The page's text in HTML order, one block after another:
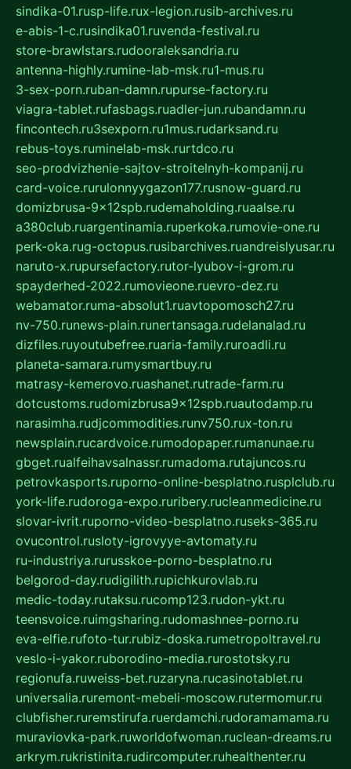
sindika-01.rusp-life.rux-legion.rusib-archives.ru
e-abis-1-c.rusindika01.ruvenda-festival.ru
store-brawlstars.rudooraleksandria.ru
antenna-highly.rumine-lab-msk.ru1-mus.ru
3-sex-porn.ruban-damn.rupurse-factory.ru
viagra-tablet.rufasbags.ruadler-jun.rubandamn.ru
fincontech.ru3sexporn.ru1mus.rudarksand.ru
rebus-toys.ruminelab-msk.rurtdco.ru
seo-prodvizhenie-sajtov-stroitelnyh-kompanij.ru
card-voice.rurulonnyygazon177.rusnow-guard.ru
domizbrusa-9x12spb.rudemaholding.ruaalse.ru
a380club.ruargentinamia.ruperkoka.rumovie-one.ru
perk-oka.rug-octopus.rusibarchives.ruandreislyusar.ru
naruto-x.rupursefactory.rutor-lyubov-i-grom.ru
spayderhed-2022.rumovieone.ruevro-dez.ru
webamator.ruma-absolut1.ruavtopomosch27.ru
nv-750.runews-plain.runertansaga.rudelanalad.ru
dizfiles.ruyoutubefree.ruaria-family.ruroadli.ru
planeta-samara.rumysmartbuy.ru
matrasy-kemerovo.ruashanet.rutrade-farm.ru
dotcustoms.rudomizbrusa9x12spb.ruautodamp.ru
narasimha.rudjcommodities.runv750.rux-ton.ru
newsplain.rucardvoice.rumodopaper.rumanunae.ru
gbget.rualfeihavsalnassr.rumadoma.rutajuncos.ru
petrovkasports.ruporno-online-besplatno.rusplclub.ru
york-life.rudoroga-expo.ruribery.rucleanmedicine.ru
slovar-ivrit.ruporno-video-besplatno.ruseks-365.ru
ovucontrol.rusloty-igrovyye-avtomaty.ru
ru-industriya.rurusskoe-porno-besplatno.ru
belgorod-day.rudigilith.rupichkurovlab.ru
medic-today.rutaksu.rucomp123.rudon-ykt.ru
teensvoice.ruimgsharing.rudomashnee-porno.ru
eva-elfie.rufoto-tur.rubiz-doska.rumetropoltravel.ru
veslo-i-yakor.ruborodino-media.rurostotsky.ru
regionufa.ruweiss-bet.ruzaryna.rucasinotablet.ru
universalia.ruremont-mebeli-moscow.rutermomur.ru
clubfisher.ruremstirufa.ruerdamchi.rudoramamama.ru
muraviovka-park.ruworldofwoman.ruclean-dreams.ru
arkrym.rukristinita.rudircomputer.ruhealthenter.ru